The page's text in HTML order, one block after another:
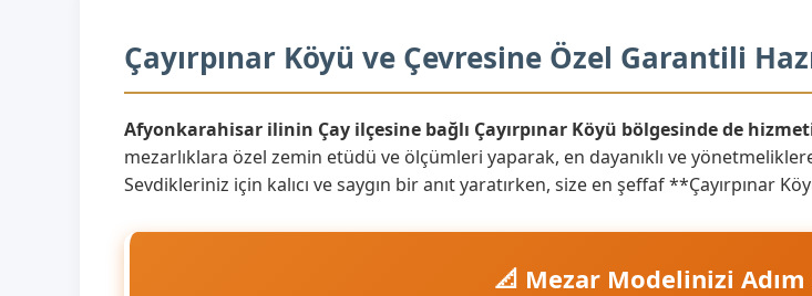
Çayırpınar Köyü ve Çevresine Özel Garantili
Afyonkarahisar ilinin Çay ilçesine bağlı Çayırpınar Köyü bölgesinde de
mezarlıklara özel zemin etüdü ve ölçümleri yaparak, en dayanıklı ve
Sevdikleriniz için kalıcı ve saygın bir anıt yaratırken, size en şeffaf **Çayırpınar
📐 Mezar Modelinizi